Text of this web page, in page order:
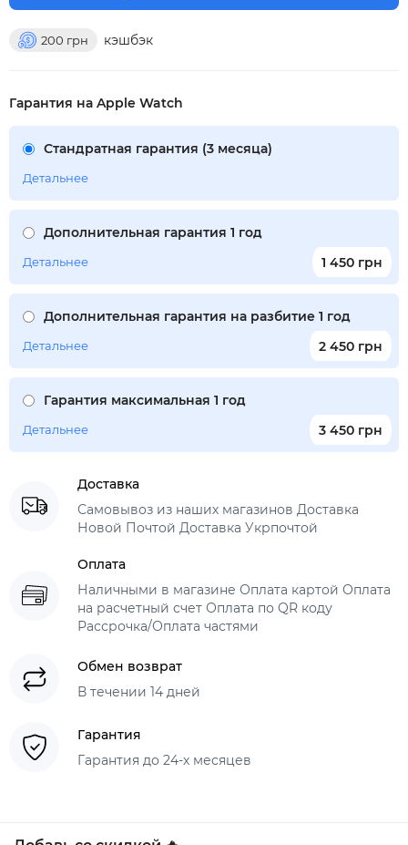
200 грн кэшбэк
Гарантия на Apple Watch
Стандратная гарантия (3 месяца)
Детальнее
Дополнительная гарантия 1 год
1 450 грн
Детальнее
Дополнительная гарантия на разбитие 1 год
2 450 грн
Детальнее
Гарантия максимальная 1 год
3 450 грн
Детальнее
Доставка
Самовывоз из наших магазинов Доставка
Новой Почтой Доставка Укрпочтой
Оплата
Наличными в магазине Оплата картой Оплата
на расчетный счет Оплата по QR коду
Рассрочка/Оплата частями
Обмен возврат
В течении 14 дней
Гарантия
Гарантия до 24-х месяцев